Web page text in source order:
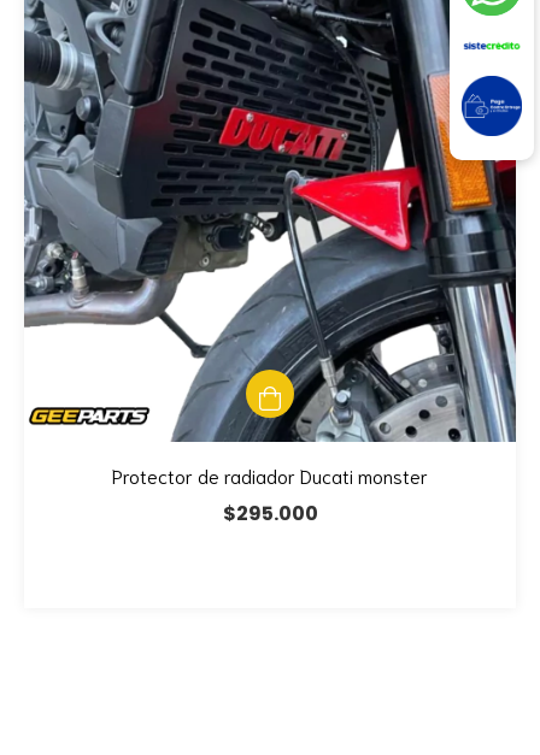
Protector de radiador Ducati monster
$295.000